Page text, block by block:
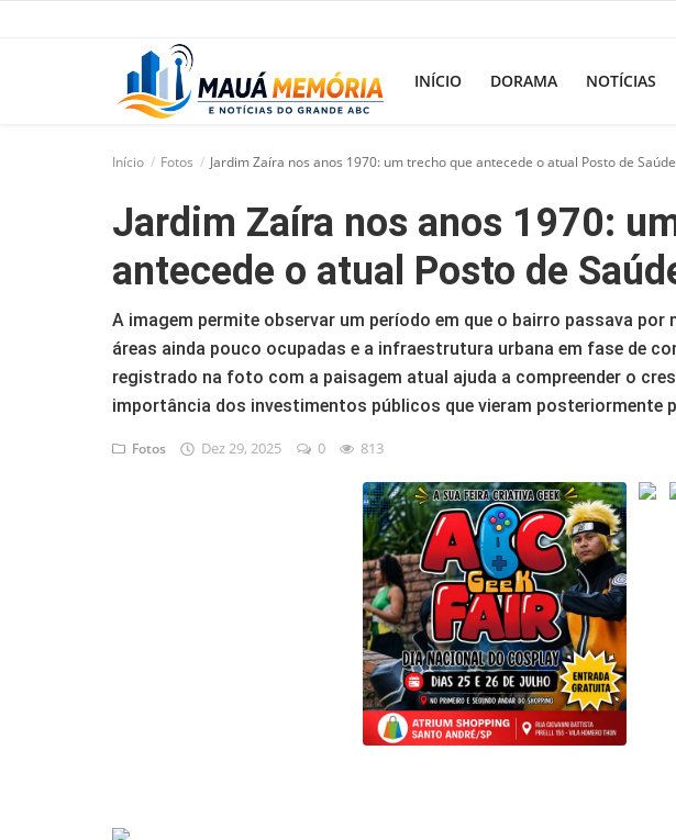
INÍCIO DORAMA NOTÍCIAS
Início Fotos Jardim Zaíra nos anos 1970: um trecho que antecede o atual Posto de Saúde
Jardim Zaíra nos anos 1970:
antecede o atual Posto de
A imagem permite observar um período em que o bairro passava
áreas ainda pouco ocupadas e a infraestrutura urbana em fase de
registrado na foto com a paisagem atual ajuda a compreender o
importância dos investimentos públicos que vieram posteriormente
Fotos Dez 29, 2025 0 813